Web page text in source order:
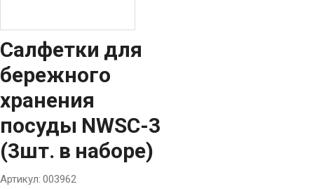
Салфетки для
бережного
хранения
посуды NWSC-3
(3шт. в наборе)
Артикул: 003962